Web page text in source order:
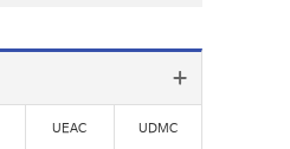
UEAC UDMC